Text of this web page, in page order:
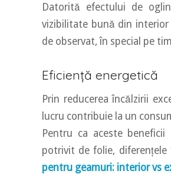
Datorită efectului de
vizibilitate bună din
de observat, în special pe
Eficiență energetică
Prin reducerea încălzirii
lucru contribuie la un
Pentru ca aceste
potrivit de folie,
pentru geamuri: interior vs